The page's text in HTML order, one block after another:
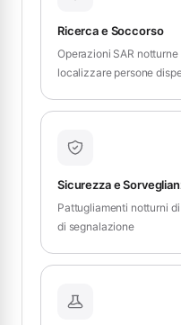
Ricerca e Soccorso
Operazioni SAR
localizzare persone
Sicurezza e
Pattugliamenti notturni
di segnalazione